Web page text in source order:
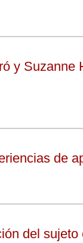
y Suzanne
de
del sujeto